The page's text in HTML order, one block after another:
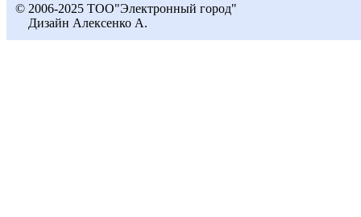
© 2006-2025 ТОО"Электронный город"
Дизайн Алексенко А.